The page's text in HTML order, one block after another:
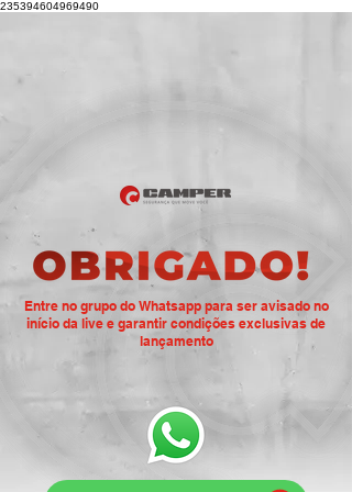
235394604969490
Entre no grupo do Whatsapp para ser avisado no
início da live e garantir condições exclusivas de
lançamento